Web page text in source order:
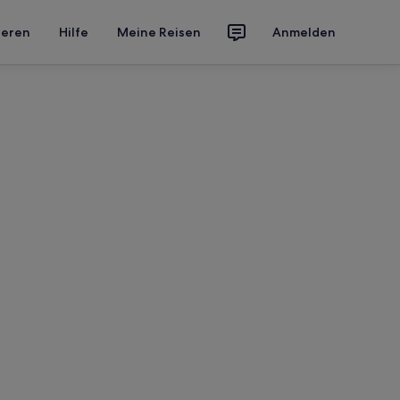
Hilfe Meine Reisen Anmelden